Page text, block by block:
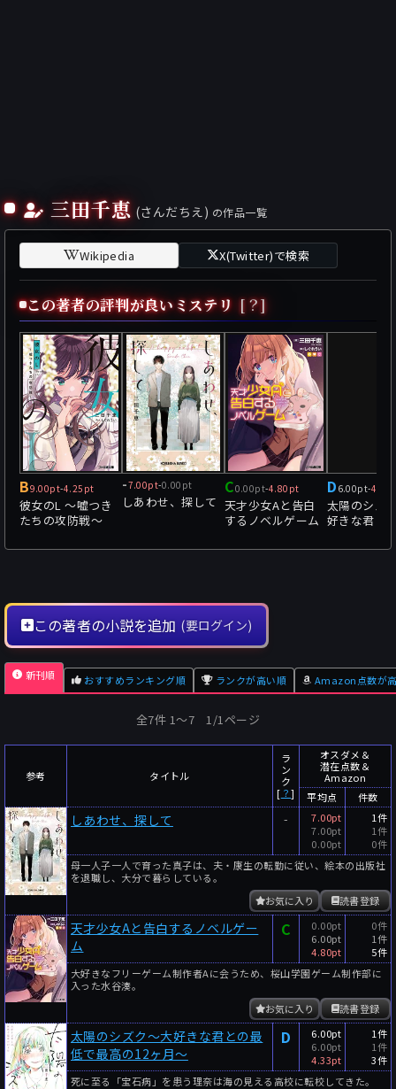
三田千恵 (さんだちえ) の作品一覧
Wikipedia X(Twitter)で検索
この著者の評判が良いミステリ [？]
B9.00pt-4.25pt
彼女のL ～嘘つき
たちの攻防戦～
-7.00pt-0.00pt
しあわせ、探して
C0.00pt-4.80pt
天才少女Aと告白
するノベルゲーム
D 6.00pt-
太陽のシズ
好きな君と
この著者の小説を追加 (要ログイン)
新刊順 おすすめランキング順 ランクが高い順 Amazon点数が
全7件 1〜7 1/1ページ
参考 タイトル
ラ
ン
ク
[ ？]
オスダメ＆
潜在点数＆
Amazon
平均点
件数
しあわせ、探して -
7.00pt
7.00pt
0.00pt
1件
1件
0件
母一人子一人で育った真子は、夫・康生の転勤に従い、絵本の出版社
を退職し、大分で暮らしている。
読書登録
お気に入り
天才少女Aと告白するノベルゲー
ム
C
0.00pt
6.00pt
4.80pt
0件
1件
5件
大好きなフリーゲーム制作者Aに会うため、桜山学園ゲーム制作部に
入った水谷湊。
読書登録
お気に入り
太陽のシズク～大好きな君との最
低で最高の12ヶ月～
D
6.00pt
6.00pt
4.33pt
1件
1件
3件
死に至る「宝石病」を患う理奈は海の見える高校に転校してきた。